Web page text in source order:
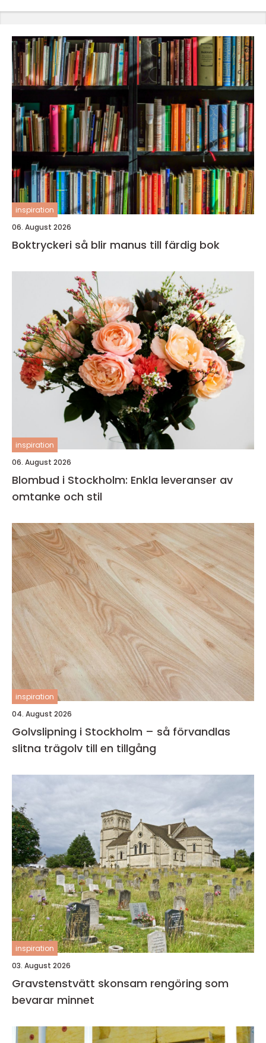
inspiration
06. August 2026
Boktryckeri så blir manus till färdig bok
inspiration
06. August 2026
Blombud i Stockholm: Enkla leveranser av
omtanke och stil
inspiration
04. August 2026
Golvslipning i Stockholm – så förvandlas
slitna trägolv till en tillgång
inspiration
03. August 2026
Gravstenstvätt skonsam rengöring som
bevarar minnet